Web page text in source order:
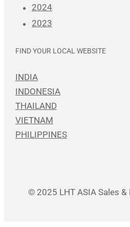
2024
2023
FIND YOUR LOCAL WEBSITE
INDIA
INDONESIA
THAILAND
VIETNAM
PHILIPPINES
© 2025 LHT ASIA Sales &